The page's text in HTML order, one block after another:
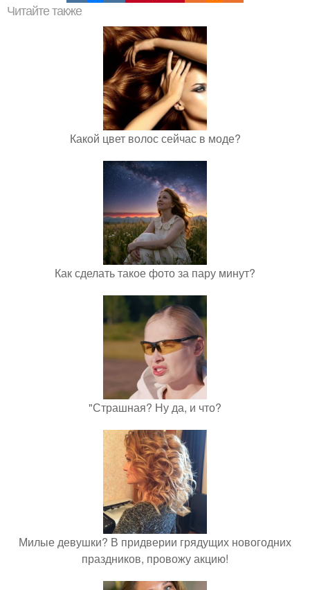
Читайте также
Какой цвет волос сейчас в моде?
Как сделать такое фото за пару минут?
"Страшная? Ну да, и что?
Милые девушки? В придверии грядущих новогодних
праздников, провожу акцию!